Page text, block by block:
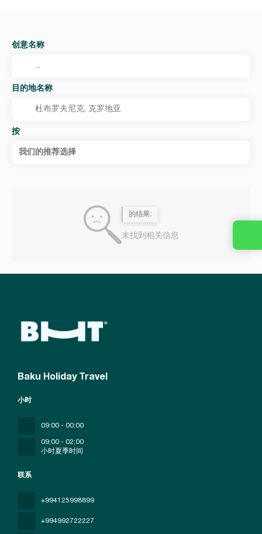
创意名称
目的地名称
按
我们的推荐选择
的结果:
未找到相关信息
Baku Holiday Travel
联系
+994125998899
+994992722227
小时
09:00 - 00:00
09;00 - 02;00
小时夏季时间